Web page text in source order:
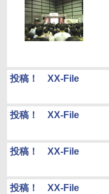
投稿！ XX-File
投稿！ XX-File
投稿！ XX-File
投稿！ XX-File